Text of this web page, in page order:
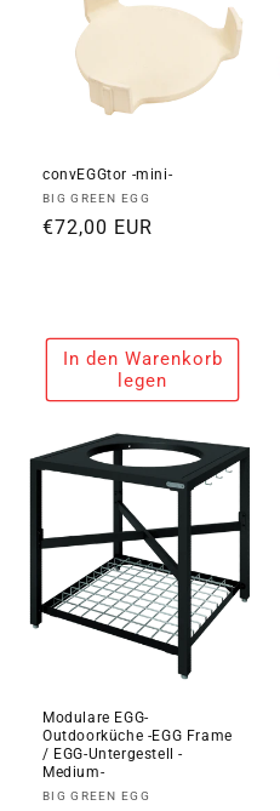
convEGGtor -mini-
Anbieter:
BIG GREEN EGG
Normaler
€72,00 EUR
In den Warenkorb
legen
Modulare EGG-
Outdoorküche -EGG Frame
/ EGG-Untergestell -
Medium-
Anbieter:
BIG GREEN EGG